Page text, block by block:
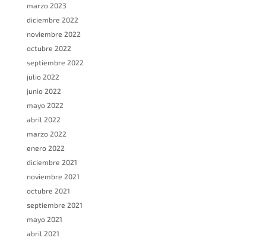
marzo 2023
diciembre 2022
noviembre 2022
octubre 2022
septiembre 2022
julio 2022
junio 2022
mayo 2022
abril 2022
marzo 2022
enero 2022
diciembre 2021
noviembre 2021
octubre 2021
septiembre 2021
mayo 2021
abril 2021